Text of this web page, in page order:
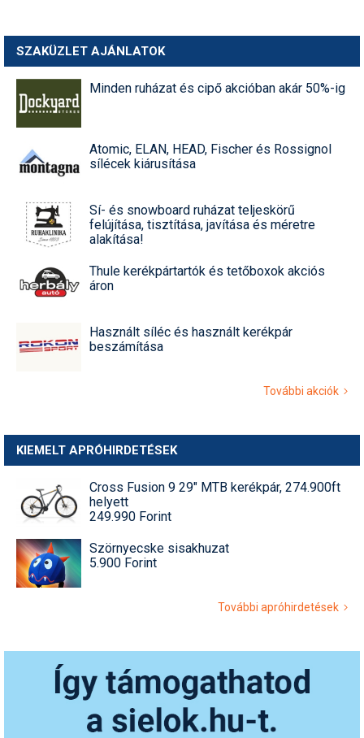
SZAKÜZLET AJÁNLATOK
Minden ruházat és cipő akcióban akár 50%-ig
Atomic, ELAN, HEAD, Fischer és Rossignol
sílécek kiárusítása
Sí- és snowboard ruházat teljeskörű
felújítása, tisztítása, javítása és méretre
alakítása!
Thule kerékpártartók és tetőboxok akciós
áron
Használt síléc és használt kerékpár
beszámítása
További akciók
KIEMELT APRÓHIRDETÉSEK
Cross Fusion 9 29" MTB kerékpár, 274.900ft
helyett
249.990 Forint
Szörnyecske sisakhuzat
5.900 Forint
További apróhirdetések